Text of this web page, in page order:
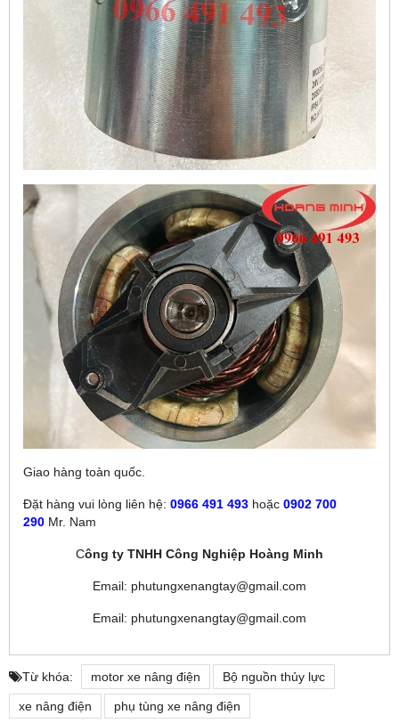
Giao hàng toàn quốc.
Đặt hàng vui lòng liên hệ: 0966 491 493 hoặc 0902 700
290 Mr. Nam
Công ty TNHH Công Nghiệp Hoàng Minh
Email: phutungxenangtay@gmail.com
Email: phutungxenangtay@gmail.com
Từ khóa: motor xe nâng điện Bộ nguồn thủy lực
xe nâng điện phụ tùng xe nâng điện